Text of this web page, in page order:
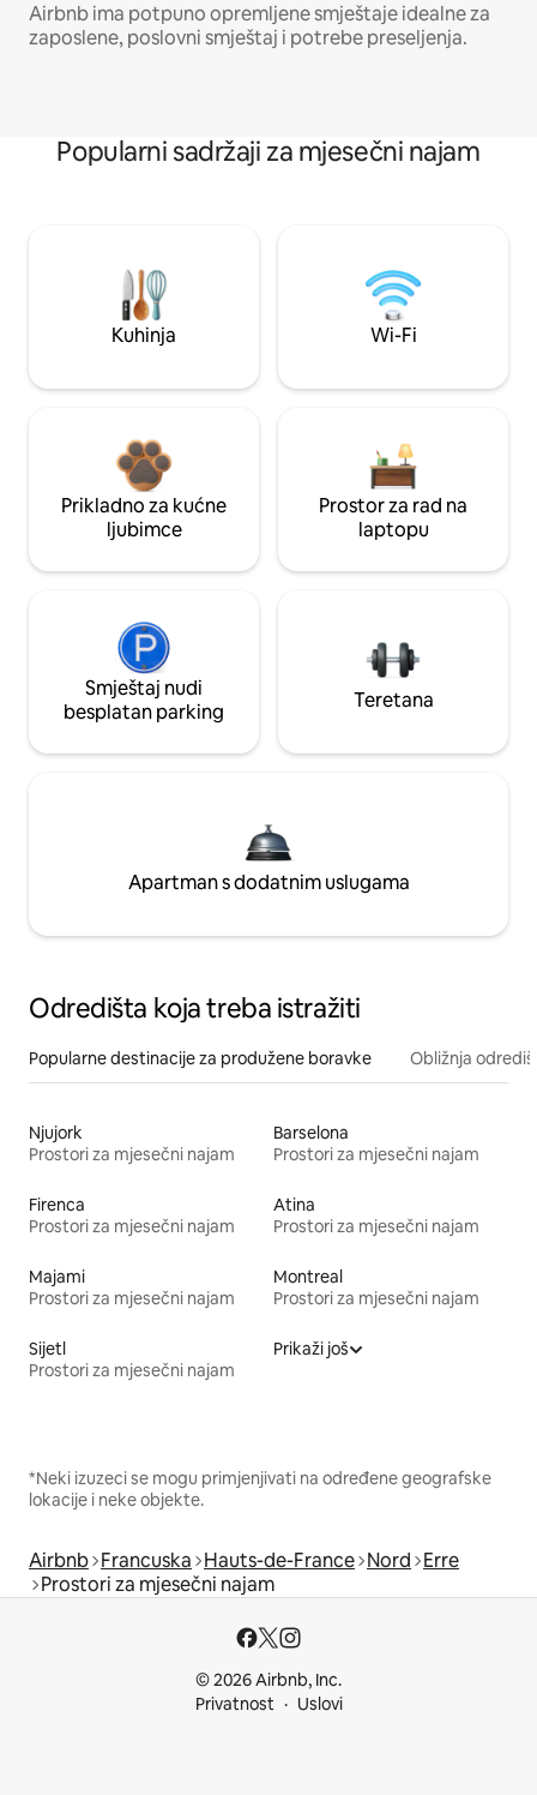
Airbnb ima potpuno opremljene smještaje idealne za
zaposlene, poslovni smještaj i potrebe preseljenja.
Popularni sadržaji za mjesečni najam
Kuhinja Wi-Fi
Prikladno za kućne
ljubimce
Prostor za rad na
laptopu
Smještaj nudi
besplatan parking
Teretana
Apartman s dodatnim uslugama
Odredišta koja treba istražiti
Popularne destinacije za produžene boravke Obližnja
Njujork
Prostori za mjesečni najam
Barselona
Prostori za mjesečni najam
Firenca
Prostori za mjesečni najam
Atina
Prostori za mjesečni najam
Majami
Prostori za mjesečni najam
Montreal
Prostori za mjesečni najam
Sijetl
Prostori za mjesečni najam
Prikaži još
*Neki izuzeci se mogu primjenjivati na određene geografske
lokacije i neke objekte.
Airbnb Francuska Hauts-de-France Nord Erre
Prostori za mjesečni najam
© 2026 Airbnb, Inc.
Privatnost
Uslovi